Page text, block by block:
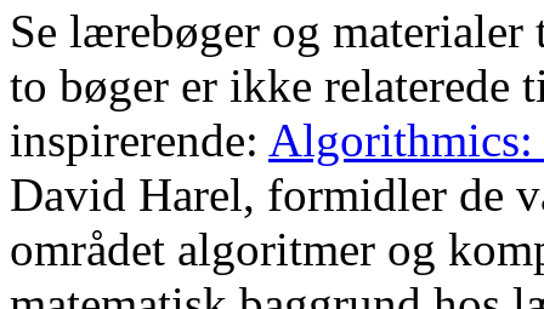
Se lærebøger og materialer
to bøger er ikke relaterede
inspirerende:
David Harel, formidler de
området algoritmer og